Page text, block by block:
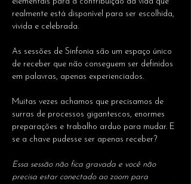
realmente está disponível para ser escolhida,
vivida e celebrada.
As sessões de Sinfonia são um espaço único
de receber que não conseguem ser definidos
em palavras, apenas experienciados.
Muitas vezes achamos que precisamos de
surras de processos gigantescos, enormes
preparações e trabalho arduo para mudar. E
se a chave pudesse ser apenas receber?
Essa sessão não fica gravada e você não
precisa estar conectado ao zoom para